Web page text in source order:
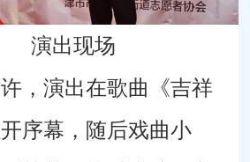
演出现场
许，演出在歌曲《吉祥
序幕，随后戏曲小